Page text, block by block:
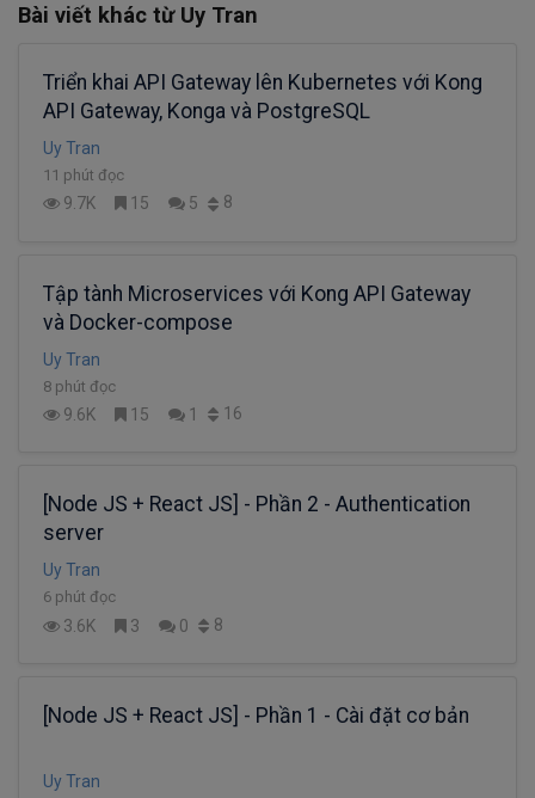
Bài viết khác từ Uy Tran
Triển khai API Gateway lên Kubernetes với Kong
API Gateway, Konga và PostgreSQL
Uy Tran
11 phút đọc
9.7K 15 5 8
Tập tành Microservices với Kong API Gateway
và Docker-compose
Uy Tran
8 phút đọc
9.6K 15 1 16
[Node JS + React JS] - Phần 2 - Authentication
server
Uy Tran
6 phút đọc
3.6K 3 0 8
[Node JS + React JS] - Phần 1 - Cài đặt cơ bản
Uy Tran